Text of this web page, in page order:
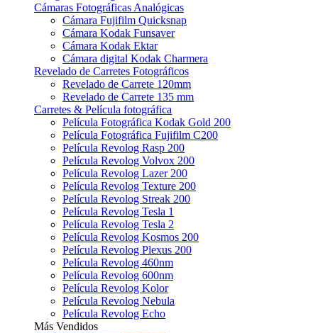
Cámaras Fotográficas Analógicas
Cámara Fujifilm Quicksnap
Cámara Kodak Funsaver
Cámara Kodak Ektar
Cámara digital Kodak Charmera
Revelado de Carretes Fotográficos
Revelado de Carrete 120mm
Revelado de Carrete 135 mm
Carretes & Película fotográfica
Película Fotográfica Kodak Gold 200
Película Fotográfica Fujifilm C200
Película Revolog Rasp 200
Película Revolog Volvox 200
Película Revolog Lazer 200
Película Revolog Texture 200
Película Revolog Streak 200
Película Revolog Tesla 1
Película Revolog Tesla 2
Película Revolog Kosmos 200
Película Revolog Plexus 200
Película Revolog 460nm
Película Revolog 600nm
Película Revolog Kolor
Película Revolog Nebula
Película Revolog Echo
Más Vendidos